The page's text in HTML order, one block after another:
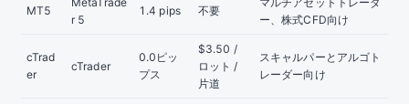
MT5
r 5
1.4 pips 不要
ー、株式CFD向け
cTrad
er
cTrader
0.0ピッ
プス
$3.50 /
ロット /
片道
スキャルパーとアルゴト
レーダー向け